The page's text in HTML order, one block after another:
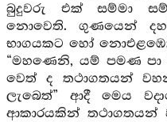
බුදුවරු එක් සම්මා
නොවෙති. ගුණයෙන්
භාගයකට හෝ
“මහණෙනි, යම් පමණ
වෙත් ද තථාගතයන්
ලැබෙත්” ආදී මෙය
ආකාරයකින් තථාගතයන්